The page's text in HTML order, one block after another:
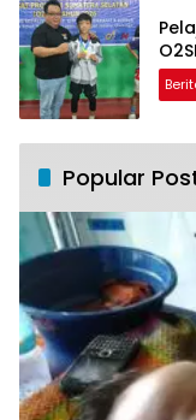
Popular